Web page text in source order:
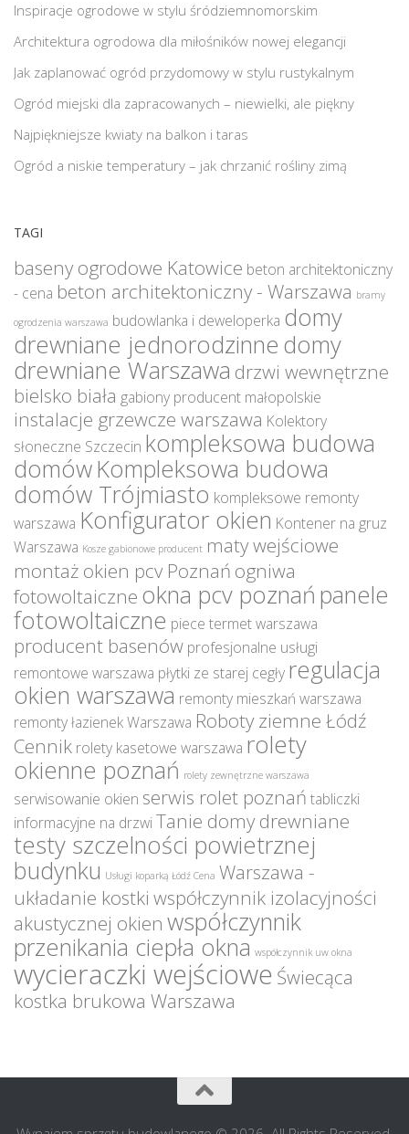
Inspiracje ogrodowe w stylu śródziemnomorskim
Architektura ogrodowa dla miłośników nowej elegancji
Jak zaplanować ogród przydomowy w stylu rustykalnym
Ogród miejski dla zapracowanych – niewielki, ale piękny
Najpiękniejsze kwiaty na balkon i taras
Ogród a niskie temperatury – jak chrzanić rośliny zimą
TAGI
baseny ogrodowe Katowice beton architektoniczny
- cena beton architektoniczny - Warszawa bramy
ogrodzenia warszawa budowlanka i deweloperka domy
drewniane jednorodzinne domy
drewniane Warszawa drzwi wewnętrzne
bielsko biała gabiony producent małopolskie
instalacje grzewcze warszawa Kolektory
słoneczne Szczecin kompleksowa budowa
domówKompleksowa budowa
domów Trójmiasto kompleksowe remonty
warszawa Konfigurator okien Kontener na gruz
Warszawa Kosze gabionowe producent maty wejściowe
montaż okien pcv Poznań ogniwa
fotowoltaiczne okna pcv poznań panele
fotowoltaiczne piece termet warszawa
producent basenów profesjonalne usługi
remontowe warszawa płytki ze starej cegły regulacja
okien warszawa remonty mieszkań warszawa
remonty łazienek Warszawa Roboty ziemne Łódź
Cennik rolety kasetowe warszawa rolety
okienne poznań rolety zewnętrzne warszawa
serwisowanie okien serwis rolet poznań tabliczki
informacyjne na drzwiTanie domy drewniane
testy szczelności powietrznej
budynku Usługi koparką Łódź Cena Warszawa -
układanie kostki współczynnik izolacyjności
akustycznej okien współczynnik
przenikania ciepła okna współczynnik uw okna
wycieraczki wejściowe Świecąca
kostka brukowa Warszawa